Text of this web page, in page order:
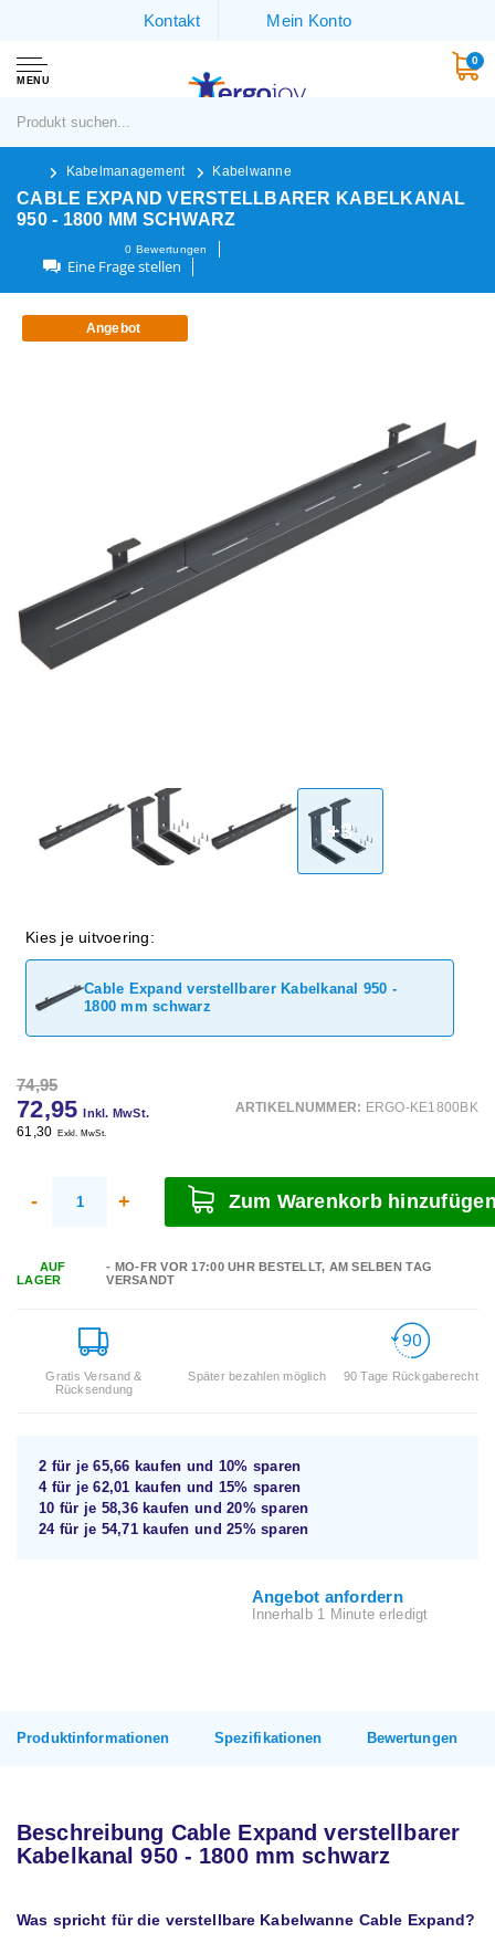
Kontakt Mein Konto
MENU
0
Kabelmanagement Kabelwanne
CABLE EXPAND VERSTELLBARER KABELKANAL
950 - 1800 MM SCHWARZ
0 Bewertungen
Eine Frage stellen
Angebot
+3
Kies je uitvoering:
Cable Expand verstellbarer Kabelkanal 950 -
1800 mm schwarz
74,95
72,95 Inkl. MwSt.
61,30 Exkl. MwSt.
ARTIKELNUMMER: ERGO-KE1800BK
- + Zum Warenkorb
AUF
LAGER
- MO-FR VOR 17:00 UHR BESTELLT, AM SELBEN TAG
VERSANDT
Gratis Versand &
Rücksendung
Später bezahlen möglich 90 Tage Rückgaberecht
2 für je65,66 kaufen und 10% sparen
4 für je62,01 kaufen und 15% sparen
10 für je 58,36kaufen und20%sparen
24 für je 54,71kaufen und25%sparen
Angebot anfordern
Innerhalb 1 Minute erledigt
Produktinformationen Spezifikationen Bewertungen
Beschreibung Cable Expand verstellbarer
Kabelkanal 950 - 1800 mm schwarz
Was spricht für die verstellbare Kabelwanne Cable Expand?